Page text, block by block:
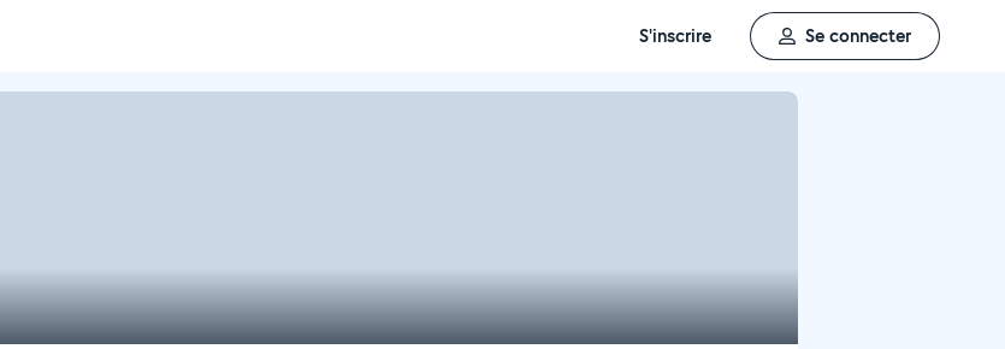
S'inscrire Se connecter